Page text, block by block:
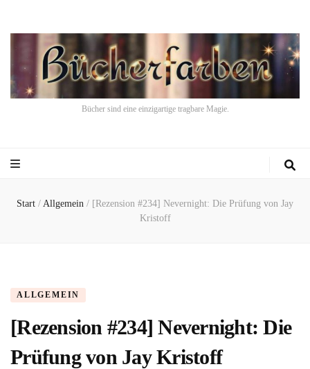
Bücher sind eine einzigartige tragbare Magie.
Start / Allgemein / [Rezension #234] Nevernight: Die Prüfung von Jay
Kristoff
ALLGEMEIN
[Rezension #234] Nevernight: Die
Prüfung von Jay Kristoff